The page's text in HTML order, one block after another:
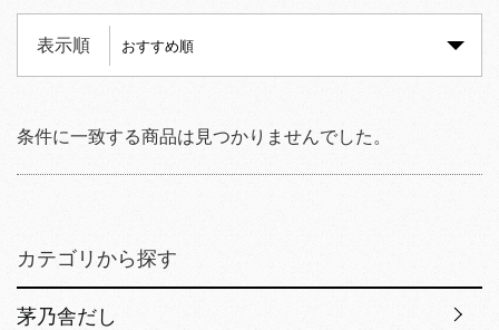
表示順
条件に一致する商品は見つかりませんでした。
カテゴリから探す
茅乃舎だし